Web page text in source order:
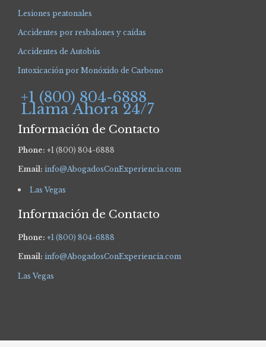
Lesiones peatonales
Accidentes por resbalones y caídas
Accidentes de Autobús
Intoxicación por Monóxido de Carbono
+1 (800) 804-6888
Llama Ahora 24/7
Información de Contacto
Phone: +1 (800) 804-6888
Email: info@AbogadosConExperiencia.com
Las Vegas
Información de Contacto
Phone: +1 (800) 804-6888
Email: info@AbogadosConExperiencia.com
Las Vegas